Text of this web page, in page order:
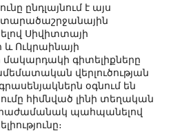
ընդլայնում է այս
տարածաշրջանային
Սիվիտտայի
Ուկրաինայի
մակարդակի գիտելիքները
վերլուծության
օգնում են
հիմնված լինի տեղական
միաժամանակ պահպանելով